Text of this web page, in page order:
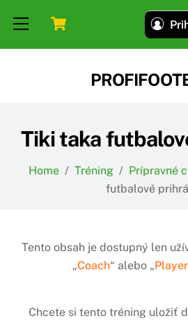
Menu
Tiki taka
Home / Tréning / Prípravné
futbalové
Tento obsah je dostupný len
„Coach“ alebo „
Chcete si tento tréning uložiť